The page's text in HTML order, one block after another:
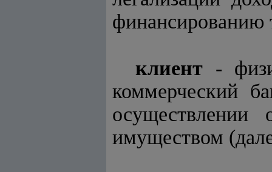
финансированию
клиент -
коммерческий
имуществом